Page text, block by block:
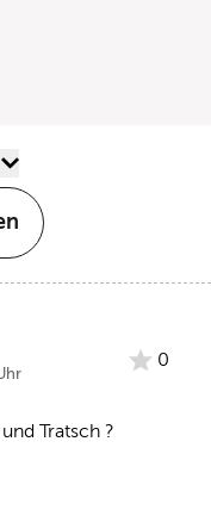
0
Tratsch ?